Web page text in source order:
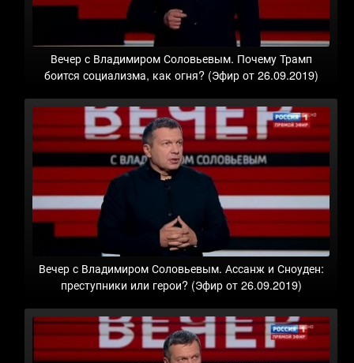
Вечер с Владимиром Соловьевым. Почему Трамп
боится социализма, как огня? (Эфир от 26.09.2019)
Вечер с Владимиром Соловьевым. Ассанж и Сноуден:
преступники или герои? (Эфир от 26.09.2019)